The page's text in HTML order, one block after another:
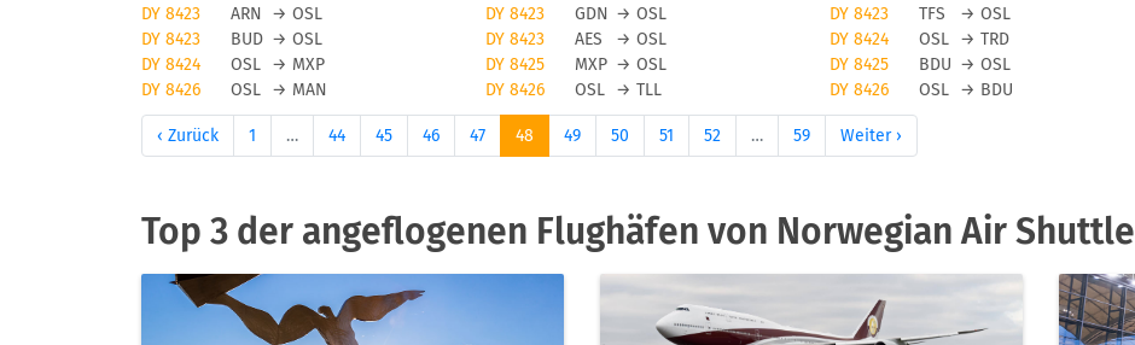
DY 8423
ARN → OSL DY 8423 GDN → OSL DY 8423 TFS → OSL
DY 8423
BUD → OSL DY 8423 AES → OSL DY 8424 OSL → TRD
DY 8424
OSL → MXP DY 8425 MXP → OSL DY 8425 BDU → OSL
DY 8426
OSL → MAN DY 8426 OSL → TLL DY 8426 OSL → BDU
‹ Zurück 1 … 44 45 46 47 48 49 50 51 52 … 59 Weiter ›
Top 3 der angeflogenen Flughäfen von Norwegian Air Shuttle